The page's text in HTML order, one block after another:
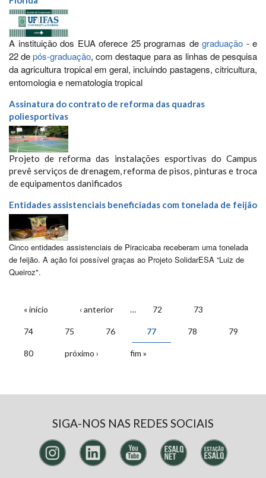
A instituição dos EUA oferece 25 programas de graduação - e
22 depós-graduação, com destaque para as linhas de pesquisa
da agricultura tropical em geral, incluindo pastagens, citricultura,
entomologia e nematologia tropical
Assinatura do contrato de reforma das quadras
poliesportivas
Projeto de reforma das instalações esportivas do Campus
prevê serviços de drenagem, reforma de pisos, pinturas e troca
de equipamentos danificados
Entidades assistenciais beneficiadas com tonelada de feijão
Cinco entidades assistenciais de Piracicaba receberam uma tonelada
de feijão. A ação foi possível graças ao Projeto SolidarESA “Luiz de
Queiroz".
PÁGINAS
« início ‹ anterior … 72 73
74 75 76 77 78 79
80 próximo › fim »
SIGA-NOS NAS REDES SOCIAIS